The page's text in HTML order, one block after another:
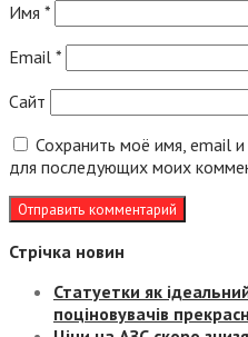
Имя *
Email *
Сайт
Сохранить моё имя, email
для последующих моих
Стрічка новин
Статуетки як
поціновувачів